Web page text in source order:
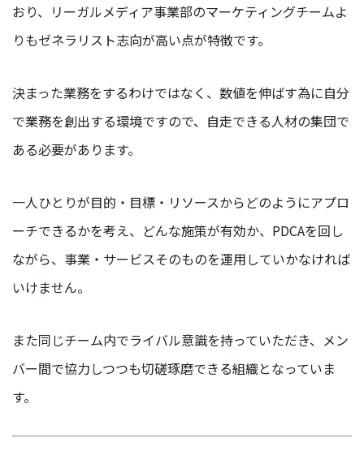
マ
ー
ス
エ
ン
ア
業
部
事
ン
ー
おり、リーガルメディア事業部のマーケティングチームよ
りもゼネラリスト志向が高い点が特徴です。
決まった業務をするわけではなく、数値を伸ばす為に自分
で業務を創出する環境ですので、自走できる人材の集団で
ある必要があります。
一人ひとりが目的・目標・リソースからどのようにアプロ
ーチできるかを考え、どんな施策が有効か、PDCAを回し
ながら、事業・サービスそのものを運用していかなければ
いけません。
また同じチーム内でライバル意識を持っていただき、メン
バー間で協力しつつも切磋琢磨できる組織となっていま
す。